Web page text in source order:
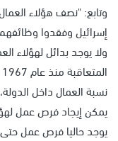
وتابع: "نصف هؤلاء
إسرائيل وفقدوا
ولا يوجد بدائل لهؤلاء
نسبة العمال داخل
يوجد حاليا فرص عمل حتى لـ 25